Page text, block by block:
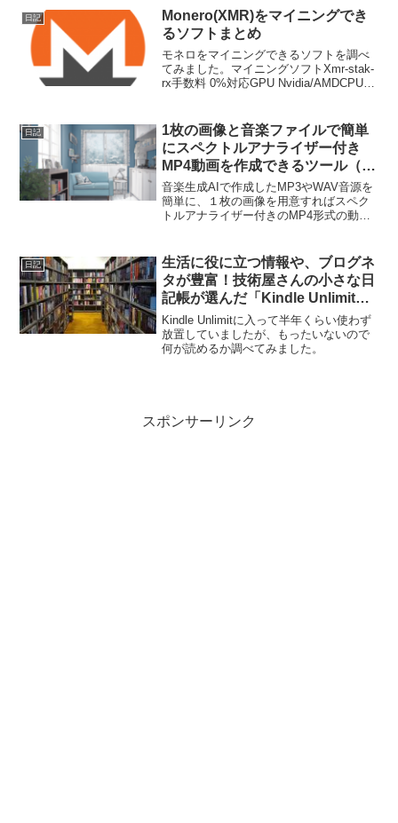
xmicrosoft.ui...
日記
Monero(XMR)をマイニングでき
るソフトまとめ
モネロをマイニングできるソフトを調べ
てみました。マイニングソフトXmr-stak-
rx手数料 0%対応GPU Nvidia/AMDCPUマ
Nanomine...
日記
1枚の画像と音楽ファイルで簡単
にスペクトルアナライザー付き
MP4動画を作成できるツール（ス
クリプト）
音楽生成AIで作成したMP3やWAV音源を
簡単に、１枚の画像を用意すればスペク
トルアナライザー付きのMP4形式の動画
ルと、１枚の画像を用意すれば簡単に作
成できます。ツ...
日記
生活に役に立つ情報や、ブログネ
タが豊富！技術屋さんの小さな日
記帳が選んだ「Kindle Unlimit」
で読めるオススメIT関連の雑誌
Kindle Unlimitに入って半年くらい使わず
放置していましたが、もったいないので
何が読めるか調べてみました。
スポンサーリンク